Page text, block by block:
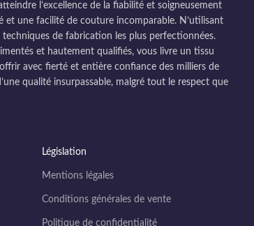
l’excellence de la fiabilité et soigneusement
une facilité de couture incomparable. N’utilisant
de fabrication les plus perfectionnées.
et hautement qualifiés, vous livre un tissu
avec fierté et entière confiance des milliers de
qualité insurpassable, malgré tout le respect que
Législation
Mentions légales
Conditions générales de vente
Politique de confidentialité